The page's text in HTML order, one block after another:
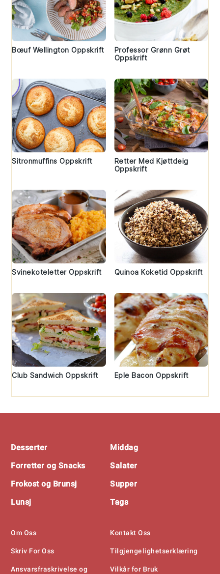
Bœuf Wellington Oppskrift
Professor Grønn Grøt
Oppskrift
Sitronmuffins Oppskrift
Retter Med Kjøttdeig
Oppskrift
Svinekoteletter Oppskrift Quinoa Koketid Oppskrift
Club Sandwich Oppskrift Eple Bacon Oppskrift
Desserter
Forretter og Snacks
Frokost og Brunsj
Lunsj
Middag
Salater
Supper
Tags
Om Oss
Skriv For Oss
Ansvarsfraskrivelse og
Kontakt Oss
Tilgjengelighetserklæring
Vilkår for Bruk